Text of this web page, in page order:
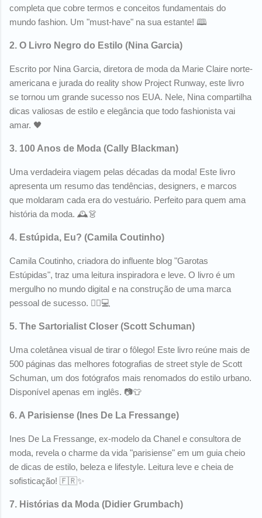
completa que cobre termos e conceitos fundamentais do
mundo fashion. Um "must-have" na sua estante! 🕮
2. O Livro Negro do Estilo (Nina Garcia)
Escrito por Nina Garcia, diretora de moda da Marie Claire norte-
americana e jurada do reality show Project Runway, este livro
se tornou um grande sucesso nos EUA. Nele, Nina compartilha
dicas valiosas de estilo e elegância que todo fashionista vai
amar. 🖤
3. 100 Anos de Moda (Cally Blackman)
Uma verdadeira viagem pelas décadas da moda! Este livro
apresenta um resumo das tendências, designers, e marcos
que moldaram cada era do vestuário. Perfeito para quem ama
história da moda. 🕰️👗
4. Estúpida, Eu? (Camila Coutinho)
Camila Coutinho, criadora do influente blog "Garotas
Estúpidas", traz uma leitura inspiradora e leve. O livro é um
mergulho no mundo digital e na construção de uma marca
pessoal de sucesso. 💁‍♀️💻
5. The Sartorialist Closer (Scott Schuman)
Uma coletânea visual de tirar o fôlego! Este livro reúne mais de
500 páginas das melhores fotografias de street style de Scott
Schuman, um dos fotógrafos mais renomados do estilo urbano.
Disponível apenas em inglês. 📷👕
6.A Parisiense (Ines De La Fressange)
Ines De La Fressange, ex-modelo da Chanel e consultora de
moda, revela o charme da vida "parisiense" em um guia cheio
de dicas de estilo, beleza e lifestyle. Leitura leve e cheia de
sofisticação! 🇫🇷✨
7. Histórias da Moda (Didier Grumbach)